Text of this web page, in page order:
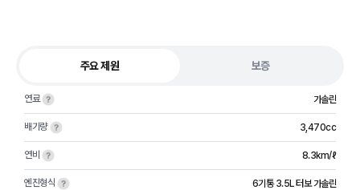
주요 제원 보증
연료 가솔린
배기량 3,470cc
연비 8.3km/ℓ
엔진형식 6기통 3.5L 터보 가솔린